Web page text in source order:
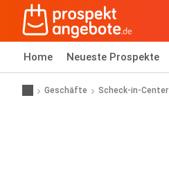
Home Neueste Prospekte
Geschäfte Scheck-in-Center